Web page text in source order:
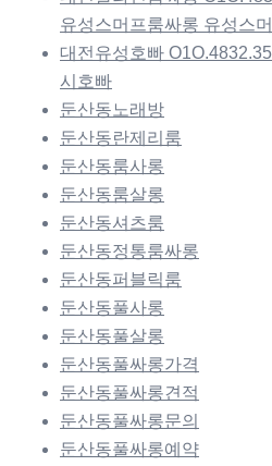
유성스머프룸싸롱 유성스
대전유성호빠
시호빠
둔산동노래방
둔산동란제리룸
둔산동룸사롱
둔산동룸살롱
둔산동셔츠룸
둔산동정통룸싸롱
둔산동퍼블릭룸
둔산동풀사롱
둔산동풀살롱
둔산동풀싸롱가격
둔산동풀싸롱견적
둔산동풀싸롱문의
둔산동풀싸롱예약